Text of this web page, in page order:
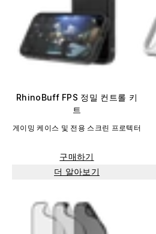
RhinoBuff FPS 정밀 컨트롤 키
트
게이밍 케이스 및 전용 스크린 프로텍터
구매하기
더 알아보기